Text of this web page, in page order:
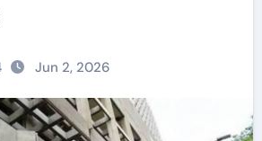
Jun 2, 2026